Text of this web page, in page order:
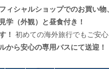
ィシャルショップでのお買い
学（外観）と昼食付き！
！ 初めての海外旅行でもご安心
から安心の専用バスにて送迎！